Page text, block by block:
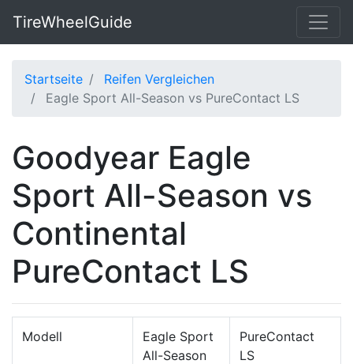
TireWheelGuide
Startseite
Reifen Vergleichen
Eagle Sport All-Season vs PureContact LS
Goodyear Eagle
Sport All-Season vs
Continental
PureContact LS
Modell
Eagle Sport
All-Season
PureContact
LS